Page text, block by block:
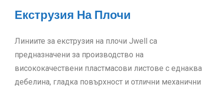
ПП и ПЕ плочи за стенни и таванни панели,
преградни плоскости и подложки за подови
настилки.
Реклама и дисплеи: твърди и пенопластови